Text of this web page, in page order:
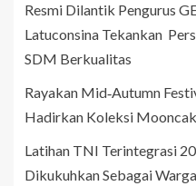
Resmi Dilantik Pengurus
Latuconsina Tekankan
SDM Berkualitas
Rayakan Mid‑Autumn
Hadirkan Koleksi
Latihan TNI Terintegrasi
Dikukuhkan Sebagai